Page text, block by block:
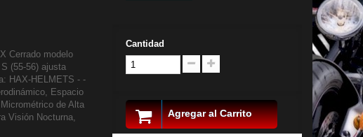
Cerrado modelo
(55-56) ajusta
HAX-HELMETS - -
Espacio
de Alta
Visión Nocturna,
Cantidad
Agregar al Carrito